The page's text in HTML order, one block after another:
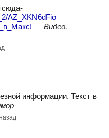
AZ_XKN6dFio
— Видео,
информации. Текст в